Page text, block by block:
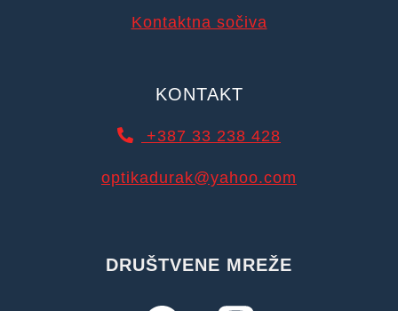
Kontaktna sočiva
KONTAKT
+387 33 238 428
optikadurak@yahoo.com
DRUŠTVENE MREŽE